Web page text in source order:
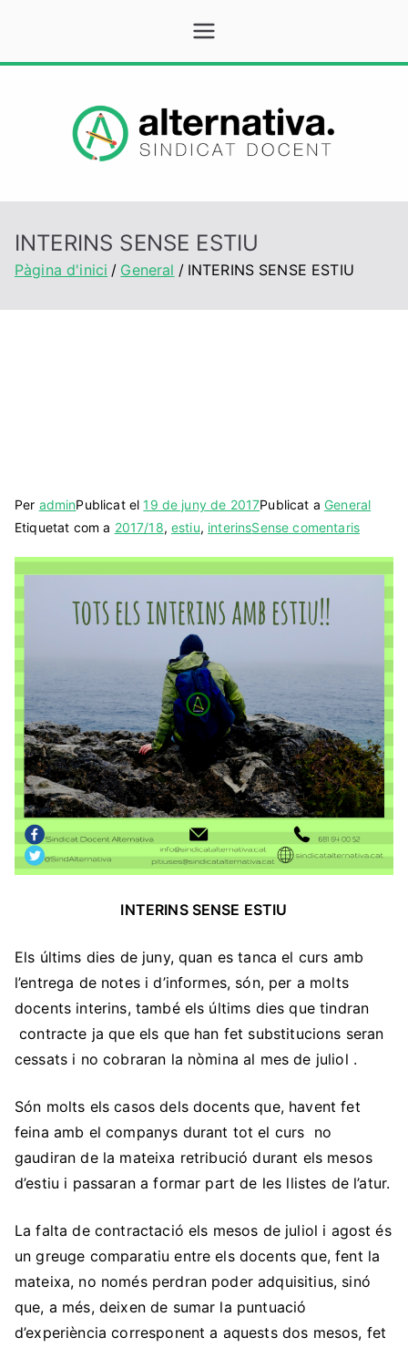
contingut
Alternativa
Sindicat Docent
INTERINS SENSE ESTIU
Pàgina d'inici General INTERINS SENSE ESTIU
Per adminPublicat el19 de juny de 2017Publicat aGeneral
Etiquetat com a 2017/18,estiu, interinsSense comentarisa
SENSE
INTERINS SENSE ESTIU
Els últims dies de juny, quan es tanca el curs amb
l’entrega de notes i d’informes, són, per a molts
docents interins, també els últims dies que tindran
contracte ja que els que han fet substitucions seran
cessats i no cobraran la nòmina al mes de juliol .
Són molts els casos dels docents que, havent fet
feina amb el companys durant tot el curs no
gaudiran de la mateixa retribució durant els mesos
d’estiu i passaran a formar part de les llistes de l’atur.
La falta de contractació els mesos de juliol i agost és
un greuge comparatiu entre els docents que, fent la
mateixa, no només perdran poder adquisitius, sinó
que, a més, deixen de sumar la puntuació
d’experiència corresponent a aquests dos mesos, fet